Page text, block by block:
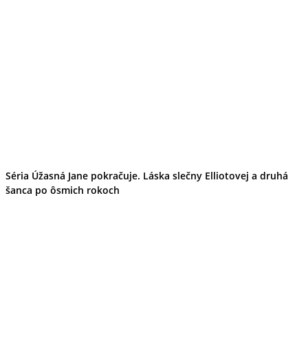
Séria Úžasná Jane pokračuje. Láska slečny Elliotovej a druhá
šanca po ôsmich rokoch